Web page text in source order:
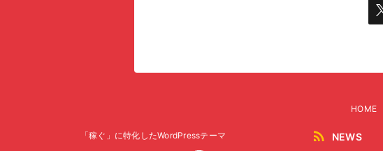
HOME
NEWS
「稼ぐ」に特化したWordPressテーマ